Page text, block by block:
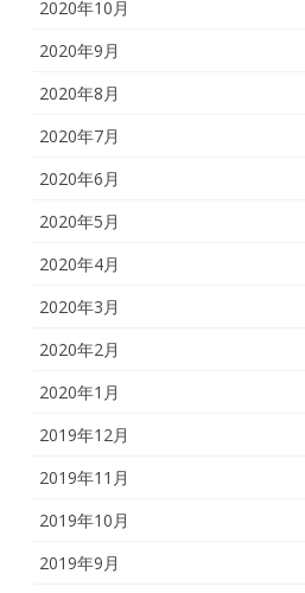
2020年10月
2020年9月
2020年8月
2020年7月
2020年6月
2020年5月
2020年4月
2020年3月
2020年2月
2020年1月
2019年12月
2019年11月
2019年10月
2019年9月